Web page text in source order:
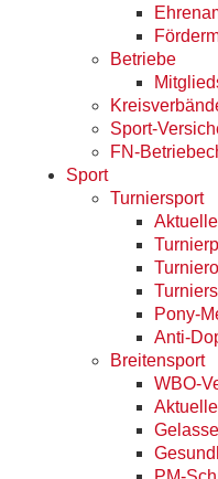
Betriebe
Sport-
FN-
Sport
Turniersport
Pony-
Anti-
Breitensport
WBO-